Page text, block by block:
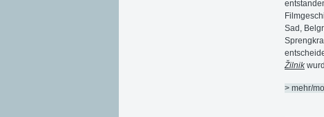
Sad,
Žilnik
> mehr/